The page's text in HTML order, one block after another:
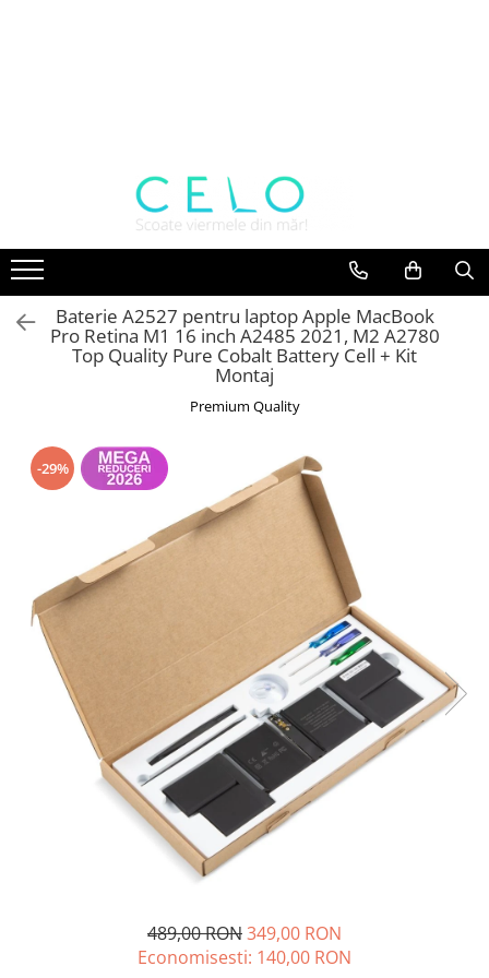
Piese & Accesorii MacBook
MacBook Pro Retina
A1398 (Retina 15” 2012-2015)
A1425 (Retina 13” 2012-2013)
A1502 (Retina 13” 2013-2015)
A1706 (Retina 13” 2016-2017)
A1707 (Retina 15” 2016-2017)
A1708 (Retina 13” 2016-2017)
A1989 (Retina 13” 2018-2019)
A2141 (Retina 16” 2019)
A2159 (Retina 13” 2019)
A2251 (Retina 13” 2020)
A2289 (Retina 13” 2020)
A2338 (M1/M2 13” 2020-2022)
A2442 (M1 14” 2021)
A2485 (M1 16” 2021)
A2779 (M2 14” 2023)
A2918 (M3 14” 2023)
A2992 (M3 14” 2023)
Top Piese Mac
Baterii MacBook
Incarcatoare MacBook
A1369 (13” 2010-2011)
Baterie A2527 pentru laptop Apple MacBook
Pro Retina M1 16 inch A2485 2021, M2 A2780
Top Quality Pure Cobalt Battery Cell + Kit
Montaj
Premium Quality
-29%
489,00 RON349,00 RON
Economisesti: 140,00 RON